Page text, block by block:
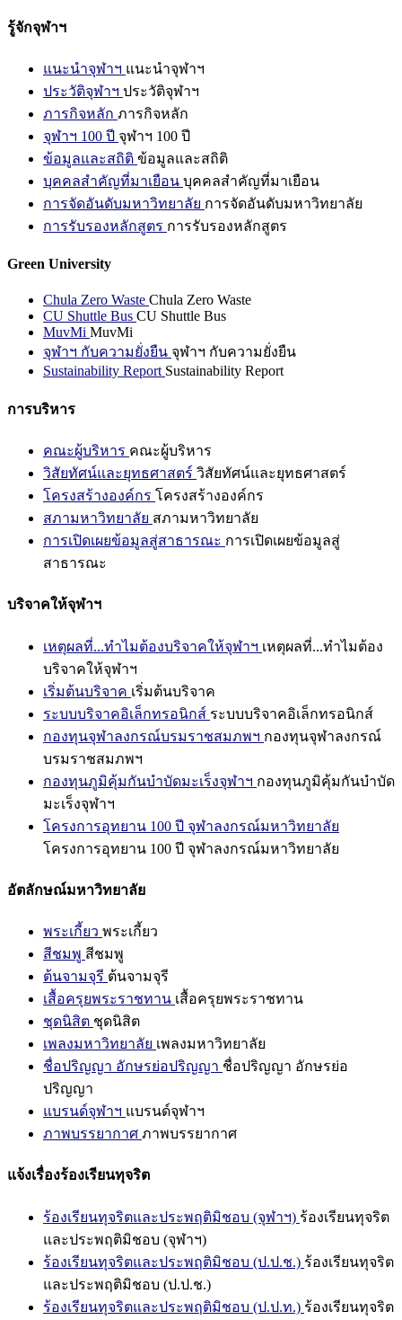
รู้จักจุฬาฯ
แนะนำจุฬาฯ แนะนำจุฬาฯ
ประวัติจุฬาฯ ประวัติจุฬาฯ
ภารกิจหลัก ภารกิจหลัก
จุฬาฯ 100 ปี จุฬาฯ 100 ปี
ข้อมูลและสถิติ ข้อมูลและสถิติ
บุคคลสำคัญที่มาเยือน บุคคลสำคัญที่มาเยือน
การจัดอันดับมหาวิทยาลัย การจัดอันดับมหาวิทยาลัย
การรับรองหลักสูตร การรับรองหลักสูตร
Green University
Chula Zero Waste Chula Zero Waste
CU Shuttle Bus CU Shuttle Bus
MuvMi MuvMi
จุฬาฯ กับความยั่งยืน จุฬาฯ กับความยั่งยืน
Sustainability Report Sustainability Report
การบริหาร
คณะผู้บริหาร คณะผู้บริหาร
วิสัยทัศน์และยุทธศาสตร์ วิสัยทัศน์และยุทธศาสตร์
โครงสร้างองค์กร โครงสร้างองค์กร
สภามหาวิทยาลัย สภามหาวิทยาลัย
การเปิดเผยข้อมูลสู่สาธารณะ การเปิดเผยข้อมูลสู่
สาธารณะ
บริจาคให้จุฬาฯ
เหตุผลที่...ทำไมต้องบริจาคให้จุฬาฯ เหตุผลที่...ทำไมต้อง
บริจาคให้จุฬาฯ
เริ่มต้นบริจาค เริ่มต้นบริจาค
ระบบบริจาคอิเล็กทรอนิกส์ ระบบบริจาคอิเล็กทรอนิกส์
กองทุนจุฬาลงกรณ์บรมราชสมภพฯ กองทุนจุฬาลงกรณ์
บรมราชสมภพฯ
กองทุนภูมิคุ้มกันบำบัดมะเร็งจุฬาฯ กองทุนภูมิคุ้มกันบำบัด
มะเร็งจุฬาฯ
โครงการอุทยาน 100 ปี จุฬาลงกรณ์มหาวิทยาลัย
โครงการอุทยาน 100 ปี จุฬาลงกรณ์มหาวิทยาลัย
อัตลักษณ์มหาวิทยาลัย
พระเกี้ยว พระเกี้ยว
สีชมพู สีชมพู
ต้นจามจุรี ต้นจามจุรี
เสื้อครุยพระราชทาน เสื้อครุยพระราชทาน
ชุดนิสิต ชุดนิสิต
เพลงมหาวิทยาลัย เพลงมหาวิทยาลัย
ชื่อปริญญา อักษรย่อปริญญา ชื่อปริญญา อักษรย่อ
ปริญญา
แบรนด์จุฬาฯ แบรนด์จุฬาฯ
ภาพบรรยากาศ ภาพบรรยากาศ
แจ้งเรื่องร้องเรียนทุจริต
ร้องเรียนทุจริตและประพฤติมิชอบ (จุฬาฯ) ร้องเรียนทุจริต
และประพฤติมิชอบ (จุฬาฯ)
ร้องเรียนทุจริตและประพฤติมิชอบ (ป.ป.ช.) ร้องเรียนทุจริต
และประพฤติมิชอบ (ป.ป.ช.)
ร้องเรียนทุจริตและประพฤติมิชอบ (ป.ป.ท.) ร้องเรียนทุจริต